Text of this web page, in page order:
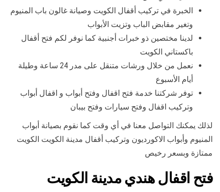
الخبرة في تركيب أقفال الكويت وصيانة غالون باب المنيوم
وتغير مقابض الباب وتزيت الأبواب
لدينا مختصين ذو خبرات أجنبية كما نوفر لكم فتح أقفال
باكستاني الكويت
نعمل من خلال ورشات متنقل على مدر 24 ساعة وطيلة
أيام الأسبوع
توفر شركتنا خدمة فتح اقفال وفتح أبواب و اقفال أبواب
وتركيب اقفال وفتح سيارات وفتح بيبان
لذلك يمكنك التواصل معنا في أي وقت كما نقوم بصيانة أبواب
المنيوم وأبواب الاكورديون وتركيب أقفال مدينة الكويت الكويت
ممتازة وبسعر رخيص
فتح اقفال هندي مدينة الكويت